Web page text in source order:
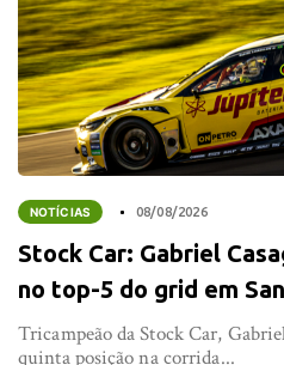
NOTÍCIAS 08/08/2026
Stock Car: Gabriel
no top-5 do grid em
Tricampeão da Stock Car,
quinta posição na corrida...